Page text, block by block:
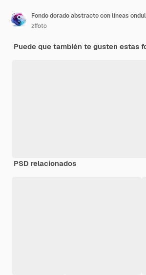
Fondo dorado abstracto con líneas
zffoto
Puede que también te gusten estas
PSD relacionados